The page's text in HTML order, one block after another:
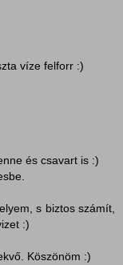
víze felforr :)
és csavart is :)
s biztos számít,
:)
Köszönöm :)